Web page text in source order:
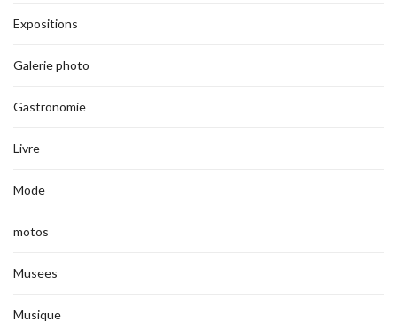
Expositions
Galerie photo
Gastronomie
Livre
Mode
motos
Musees
Musique